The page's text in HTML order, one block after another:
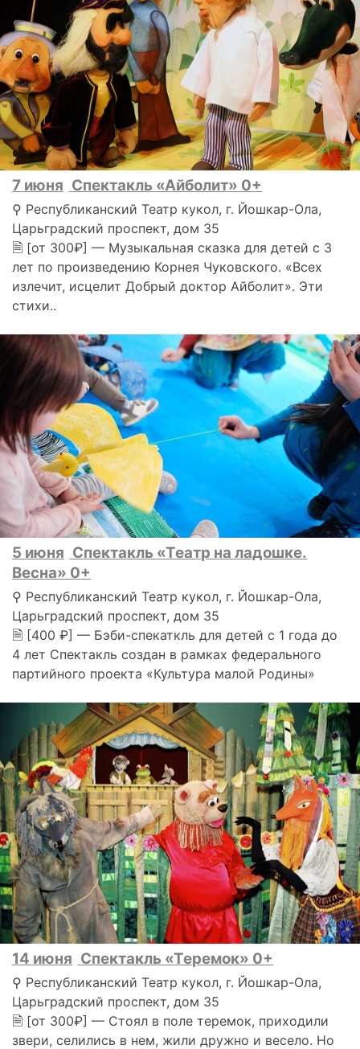
7 июня Спектакль «Айболит» 0+
⚲ Республиканский Театр кукол, г. Йошкар-Ола,
Царьградский проспект, дом 35
🗎 [от 300₽] — Музыкальная сказка для детей с 3
лет по произведению Корнея Чуковского. «Всех
излечит, исцелит Добрый доктор Айболит». Эти
стихи..
5 июня Спектакль «Театр на ладошке.
Весна» 0+
⚲ Республиканский Театр кукол, г. Йошкар-Ола,
Царьградский проспект, дом 35
🗎 [400 ₽] — Бэби-спекаткль для детей с 1 года до
4 лет Спектакль создан в рамках федерального
партийного проекта «Культура малой Родины»
14 июня Спектакль «Теремок» 0+
⚲ Республиканский Театр кукол, г. Йошкар-Ола,
Царьградский проспект, дом 35
🗎 [от 300₽] — Стоял в поле теремок, приходили
звери, селились в нем, жили дружно и весело. Но